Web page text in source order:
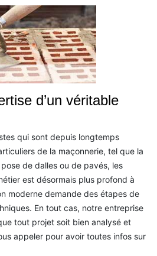
d’un véritable
qui sont depuis longtemps
de la maçonnerie, tel que la
de dalles ou de pavés, les
est désormais plus profond à
moderne demande des étapes de
En tout cas, notre entreprise
tout projet soit bien analysé et
appeler pour avoir toutes infos sur